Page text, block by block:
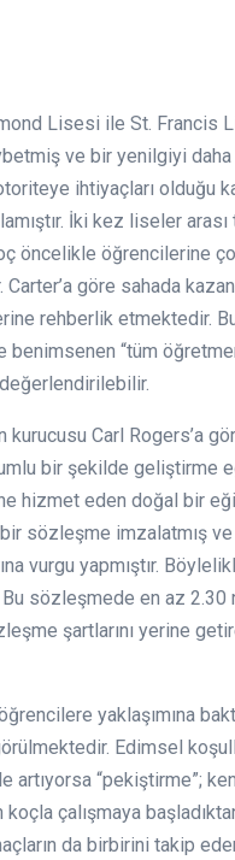
Lisesi ile St. Francis
ve bir yenilgiyi daha
ihtiyaçları olduğu
İki kez liseler
öncelikle öğrencilerine
göre sahada
rehberlik etmektedir.
benimsenen “tüm
kurucusu Carl Rogers’a
bir şekilde geliştirme
hizmet eden doğal bir
bir sözleşme imzalatmış
vurgu yapmıştır.
sözleşmede en az 2.30
şartlarını yerine
yaklaşımına
Edimsel
artıyorsa “pekiştirme”;
çalışmaya
da birbirini takip